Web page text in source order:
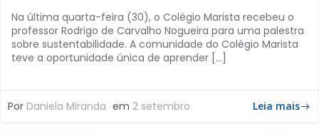
Na última quarta-feira (30), o Colégio Marista recebeu o
professor Rodrigo de Carvalho Nogueira para uma palestra
sobre sustentabilidade. A comunidade do Colégio Marista
teve a oportunidade única de aprender […]
Por Daniela Miranda em 2 setembro Leia mais